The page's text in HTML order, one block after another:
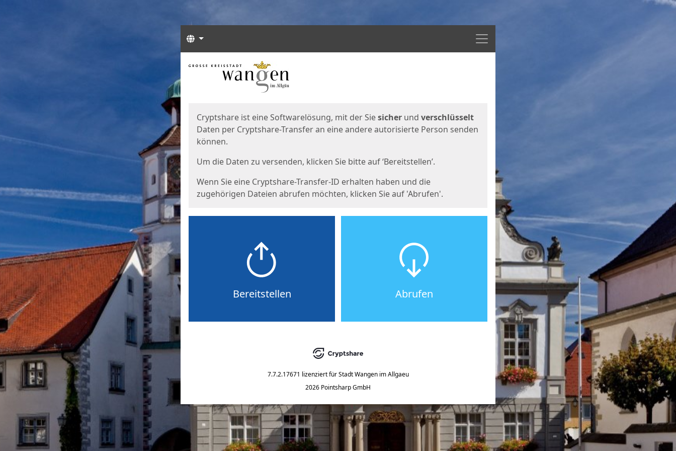
Menü
Sprachen
Start
Cryptshare ist eine Softwarelösung, mit der Siesicher und verschlüsselt
Daten per Cryptshare-Transfer an eine andere autorisierte Person senden
können.
Um die Daten zu versenden, klicken Sie bitte auf ‘Bereitstellen’.
Wenn Sie eine Cryptshare-Transfer-ID erhalten haben und die
zugehörigen Dateien abrufen möchten, klicken Sie auf 'Abrufen'.
Bereitstellen Abrufen
7.7.2.17671 lizenziert für Stadt Wangen im Allgaeu
2026 Pointsharp GmbH